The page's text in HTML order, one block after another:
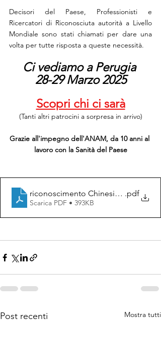
Decisori del Paese, Professionisti e
Ricercatori di Riconosciuta autorità a Livello
Mondiale sono stati chiamati per dare una
volta per tutte risposta a queste necessità.
Ci vediamo a Perugia
28-29 Marzo 2025
Scopri chi ci sarà
(Tanti altri patrocini a sorpresa in arrivo)
Grazie all'impegno dell'ANAM, da 10 anni al
lavoro con la Sanità del Paese
riconoscimento .pdf
Scarica PDF • 393KB
Post recenti Mostra tutti